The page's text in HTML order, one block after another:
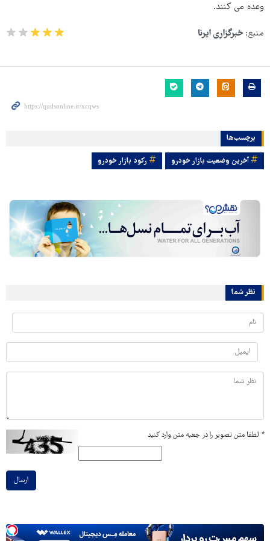
وعده می کنند.
منبع: خبرگزاری ایرنا
برچسب‌ها
آخرین وضعیت بازار خودرو رکود بازار خودرو
نظر شما
* لطفا متن تصویر را در جعبه متن وارد کنید
ارسال